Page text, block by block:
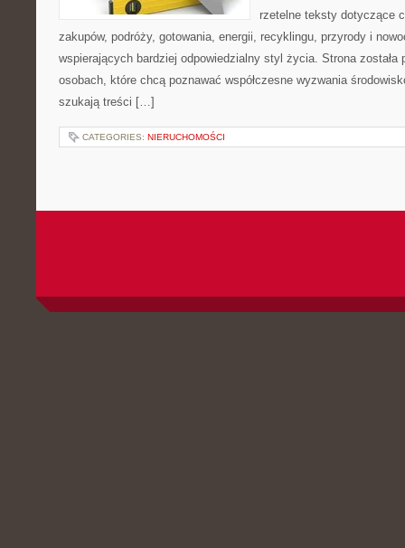
rzetelne teksty dotyczące
zakupów, podróży, gotowania, energii, recyklingu, przyrody i
wspierających bardziej odpowiedzialny styl życia. Strona została
osobach, które chcą poznawać współczesne wyzwania
szukają treści […]
CATEGORIES: NIERUCHOMOŚCI